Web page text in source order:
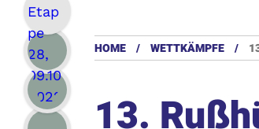
HOME WETTKÄMPFE
13.